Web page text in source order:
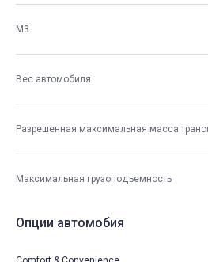
М3
Вес автомобиля
Разрешенная максимальная масса
Максимальная грузоподъемность
Опции автомобия